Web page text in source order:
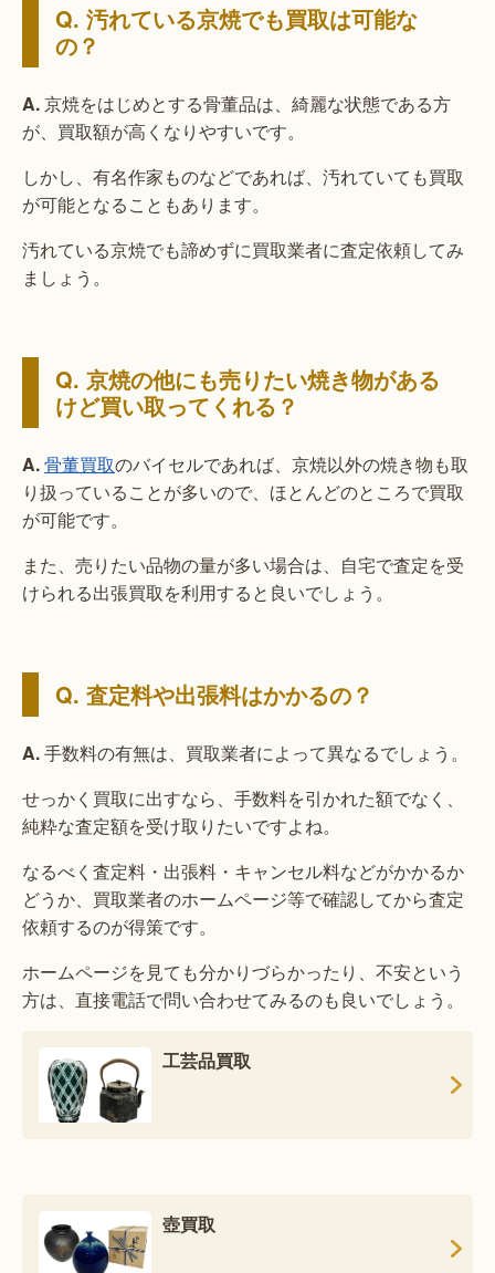
Q. 汚れている京焼でも買取は可能な
の？
A.京焼をはじめとする骨董品は、綺麗な状態である方
が、買取額が高くなりやすいです。
しかし、有名作家ものなどであれば、汚れていても買取
が可能となることもあります。
汚れている京焼でも諦めずに買取業者に査定依頼してみ
ましょう。
Q. 京焼の他にも売りたい焼き物がある
けど買い取ってくれる？
A.骨董買取のバイセルであれば、京焼以外の焼き物も取
り扱っていることが多いので、ほとんどのところで買取
が可能です。
また、売りたい品物の量が多い場合は、自宅で査定を受
けられる出張買取を利用すると良いでしょう。
Q. 査定料や出張料はかかるの？
A.手数料の有無は、買取業者によって異なるでしょう。
せっかく買取に出すなら、手数料を引かれた額でなく、
純粋な査定額を受け取りたいですよね。
なるべく査定料・出張料・キャンセル料などがかかるか
どうか、買取業者のホームページ等で確認してから査定
依頼するのが得策です。
ホームページを見ても分かりづらかったり、不安という
方は、直接電話で問い合わせてみるのも良いでしょう。
工芸品買取
壺買取